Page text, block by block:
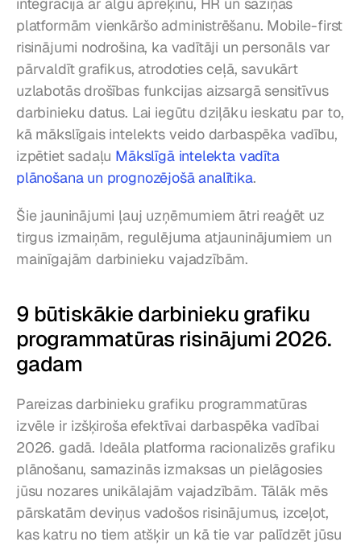
platformām vienkāršo administrēšanu. Mobile-first
risinājumi nodrošina, ka vadītāji un personāls var
pārvaldīt grafikus, atrodoties ceļā, savukārt
uzlabotās drošības funkcijas aizsargā sensitīvus
darbinieku datus. Lai iegūtu dziļāku ieskatu par to,
kā mākslīgais intelekts veido darbaspēka vadību,
izpētiet sadaļu Mākslīgā intelekta vadīta
plānošana un prognozējošā analītika.
Šie jauninājumi ļauj uzņēmumiem ātri reaģēt uz
tirgus izmaiņām, regulējuma atjauninājumiem un
mainīgajām darbinieku vajadzībām.
9 būtiskākie darbinieku grafiku
programmatūras risinājumi 2026.
gadam
Pareizas darbinieku grafiku programmatūras
izvēle ir izšķiroša efektīvai darbaspēka vadībai
2026. gadā. Ideāla platforma racionalizēs grafiku
plānošanu, samazinās izmaksas un pielāgosies
jūsu nozares unikālajām vajadzībām. Tālāk mēs
pārskatām deviņus vadošos risinājumus, izceļot,
kas katru no tiem atšķir un kā tie var palīdzēt jūsu